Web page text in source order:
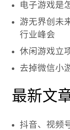
电子游戏是
游无界创未
行业峰会
休闲游戏立
去掉微信小
最新文
抖音、视频